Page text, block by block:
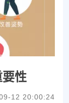
性
12 20:00:24